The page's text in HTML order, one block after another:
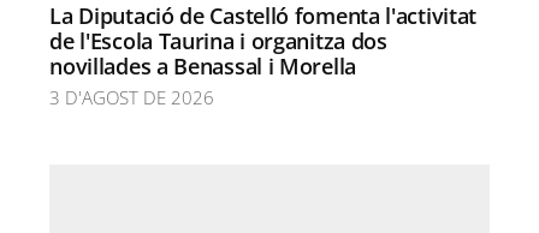
La Diputació de Castelló fomenta l'activitat
de l'Escola Taurina i organitza dos
novillades a Benassal i Morella
3 D'AGOST DE 2026